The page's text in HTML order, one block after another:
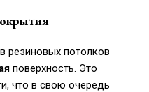
резиновых потолков
поверхность. Это
что в свою очередь